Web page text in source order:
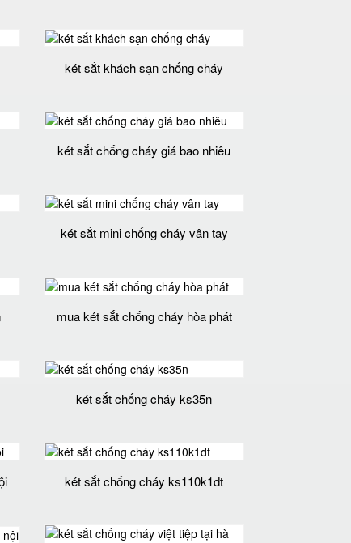
két sắt khách sạn chống cháy
két sắt chống cháy giá bao nhiêu
két sắt mini chống cháy vân tay
mua két sắt chống cháy hòa phát
két sắt chống cháy ks35n
két sắt chống cháy ks110k1dt